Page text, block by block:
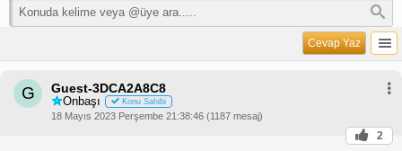
Cevap Yaz
G Guest-3DCA2A8C8
Onbaşı Konu Sahibi
18 Mayıs 2023 Perşembe 21:38:46 (1187 mesaj)
2